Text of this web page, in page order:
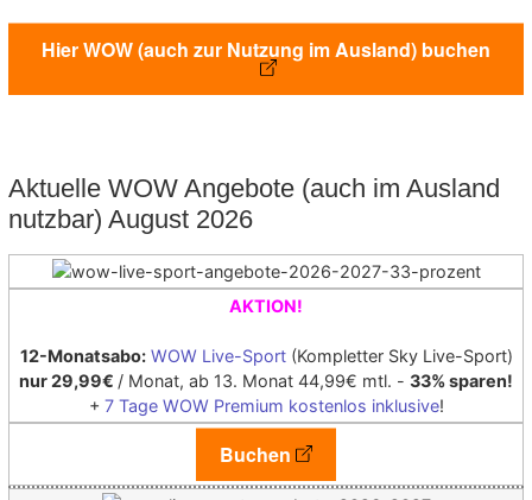
Hier WOW (auch zur Nutzung im Ausland) buchen
Aktuelle WOW Angebote (auch im Ausland
nutzbar) August 2026
AKTION!
12-Monatsabo: WOW Live-Sport(Kompletter Sky Live-Sport)
nur 29,99€ / Monat, ab 13. Monat 44,99€ mtl. - 33% sparen!
+ 7 Tage WOW Premium kostenlos inklusive!
Buchen